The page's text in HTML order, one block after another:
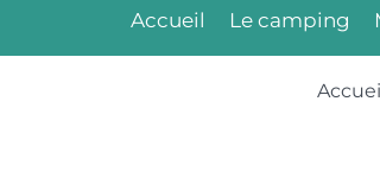
Accueil Le camping